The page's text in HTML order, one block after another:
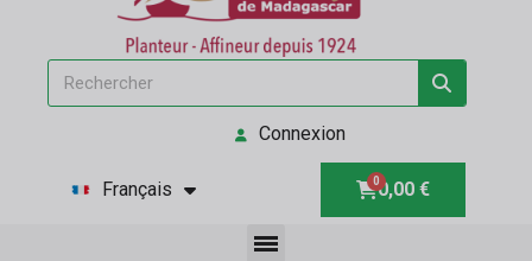
Connexion
Français 0,00 €